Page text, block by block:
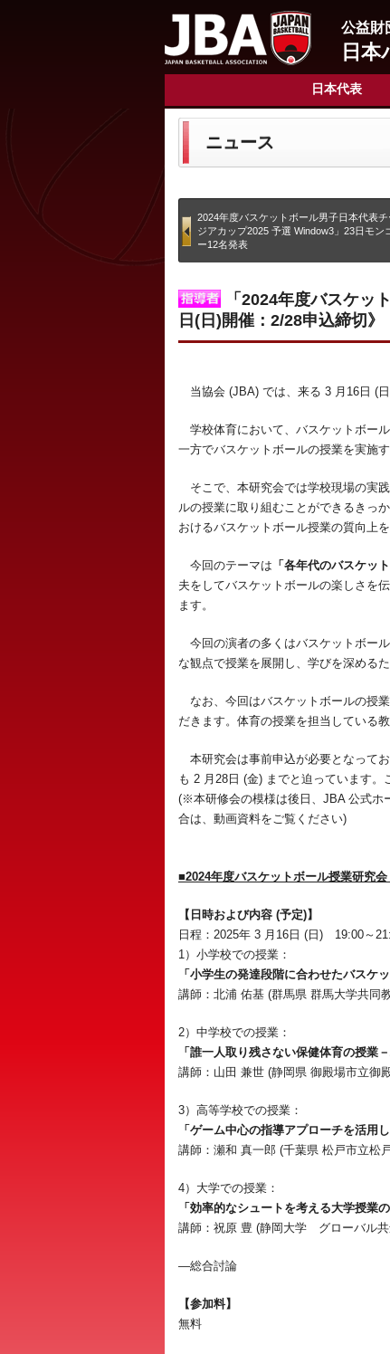
公益財
日
日本代表
ニュース
2024年度バスケットボール男子日本代表
ジアカップ2025 予選 Window3」23日モ
ー12名発表
「2024年度バスケッ
日(日)開催：2/28申込締切》
当協会 (JBA) では、来る 3 月16日 (
学校体育において、バスケットボー
一方でバスケットボールの授業を実施
そこで、本研究会では学校現場の実
ルの授業に取り組むことができるきっ
おけるバスケットボール授業の質向上
今回のテーマは 「各年代のバスケッ
夫をしてバスケットボールの楽しさを
ます。
今回の演者の多くはバスケットボー
な観点で授業を展開し、学びを深める
なお、今回はバスケットボールの授
だきます。体育の授業を担当している
本研究会は事前申込が必要となって
も 2 月28日 (金) までと迫っています。
(※本研修会の模様は後日、JBA 公式ホ
合は、動画資料をご覧ください)
■2024年度バスケットボール授業研究
【日時および内容 (予定)】
日程：2025年 3 月16日 (日) 19:00～
1）小学校での授業：
「小学生の発達段階に合わせたバスケ
講師：北浦 佑基 (群馬県 群馬大学共同
2）中学校での授業：
「誰一人取り残さない保健体育の授業
講師：山田 兼世 (静岡県 御殿場市立御
3）高等学校での授業：
「ゲーム中心の指導アプローチを活用
講師：瀬和 真一郎 (千葉県 松戸市立松
4）大学での授業：
「効率的なシュートを考える大学授業の
講師：祝原 豊 (静岡大学 グローバル
―総合討論
【参加料】
無料